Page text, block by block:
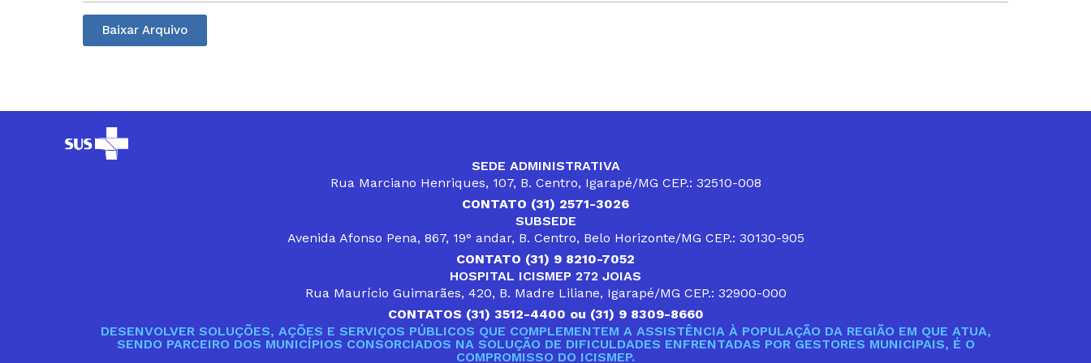
Baixar Arquivo
SEDE ADMINISTRATIVA
Rua Marciano Henriques, 107, B. Centro, Igarapé/MG CEP.: 32510-008
CONTATO (31) 2571-3026
SUBSEDE
Avenida Afonso Pena, 867, 19° andar, B. Centro, Belo Horizonte/MG CEP.: 30130-905
CONTATO (31) 9 8210-7052
HOSPITAL ICISMEP 272 JOIAS
Rua Maurício Guimarães, 420, B. Madre Liliane, Igarapé/MG CEP.: 32900-000
CONTATOS (31) 3512-4400 ou (31) 9 8309-8660
DESENVOLVER SOLUÇÕES, AÇÕES E SERVIÇOS PÚBLICOS QUE COMPLEMENTEM A ASSISTÊNCIA À POPULAÇÃO DA REGIÃO EM QUE ATUA,
SENDO PARCEIRO DOS MUNICÍPIOS CONSORCIADOS NA SOLUÇÃO DE DIFICULDADES ENFRENTADAS POR GESTORES MUNICIPAIS, É O
COMPROMISSO DO ICISMEP.